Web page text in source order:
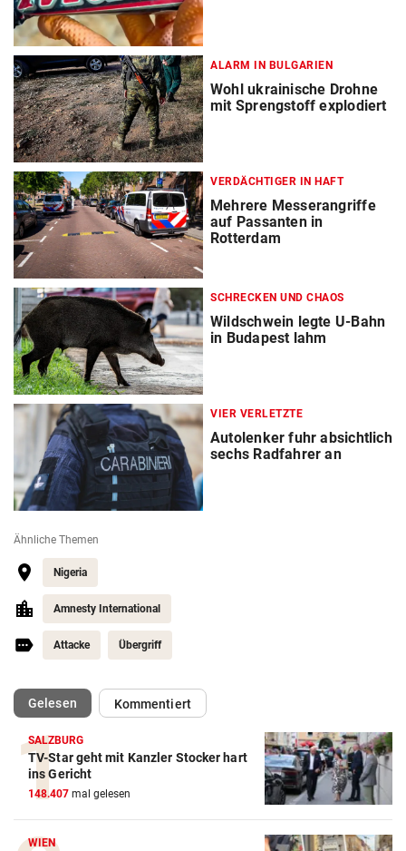
ALARM IN BULGARIEN
Wohl ukrainische Drohne
mit Sprengstoff explodiert
VERDÄCHTIGER IN HAFT
Mehrere Messerangriffe
auf Passanten in
Rotterdam
SCHRECKEN UND CHAOS
Wildschwein legte U-Bahn
in Budapest lahm
VIER VERLETZTE
Autolenker fuhr absichtlich
sechs Radfahrer an
Ähnliche Themen
Nigeria
Amnesty International
Attacke Übergriff
Gelesen(ausgewählt)Kommentiert
SALZBURG
TV-Star geht mit Kanzler Stocker hart
ins Gericht
148.407 mal gelesen
WIEN